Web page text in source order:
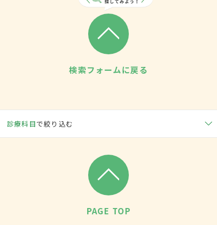
検索フォームに戻る
診療科目で絞り込む
PAGE TOP